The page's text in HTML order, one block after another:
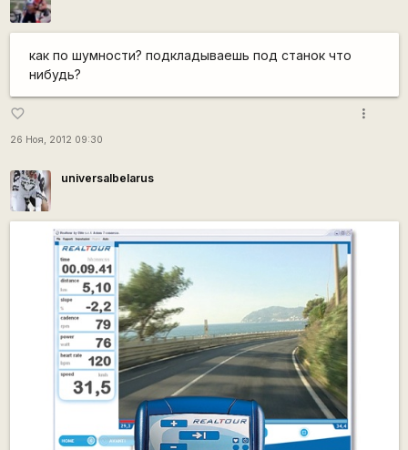
как по шумности? подкладываешь под станок что
нибудь?
favorite_border
26 Ноя, 2012 09:30
more_vert
universalbelarus